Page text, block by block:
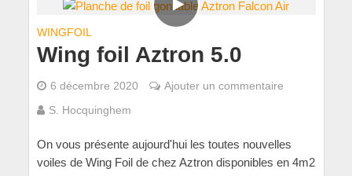
WINGFOIL
Wing foil Aztron 5.0
6 décembre 2020
Ajouter un commentaire
S. Hocquinghem
On vous présente aujourd'hui les toutes nouvelles
voiles de Wing Foil de chez Aztron disponibles en 4m2